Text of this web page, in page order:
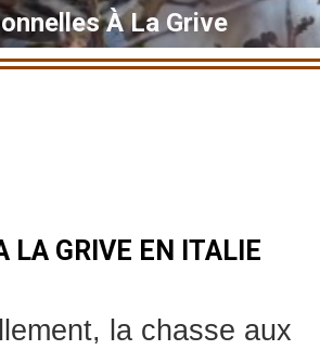
À La Grive
LA GRIVE EN ITALIE
la chasse aux